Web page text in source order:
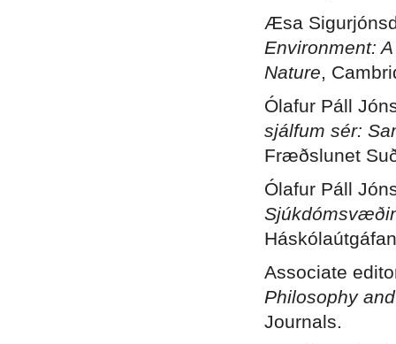
Æsa
Environment:
Nature,
Ólafur Páll
sjálfum sér:
Fræðslunet
Ólafur Páll
Associate
Philosophy
Journals.